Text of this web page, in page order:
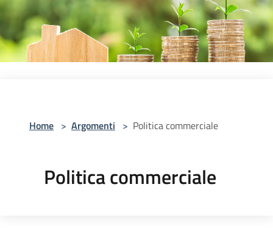
Home > Argomenti > Politica commerciale
Politica commerciale